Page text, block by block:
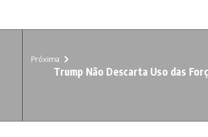
Próxima
Trump Não Descarta Uso das